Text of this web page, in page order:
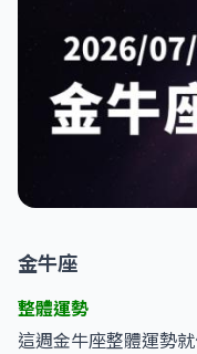
金牛座
整體運勢
這週金牛座整體運勢